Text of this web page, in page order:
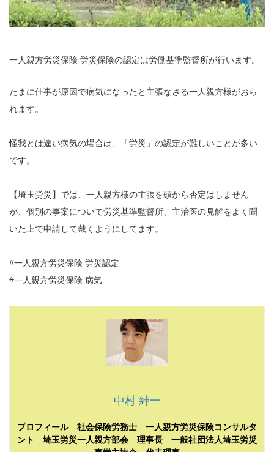
一人親方労災保険 労災保険の認定は労働基準監督所が行います。
たまに仕事が原因で病気になったと主張なさる一人親方様がおら
れます。
怪我とは違い病気の場合は、「労災」の認定が難しいことが多い
です。
【埼玉労災】では、一人親方様の主張を頭から否定はしません
が、個別の事案について労災基準監督所、主治医の見解をよく聞
いた上で申請して戴くようにしてます。
#一人親方労災保険 労災認定
#一人親方労災保険 病気
中村 紳一
プロフィール 社会保険労務士 一人親方労災保険コンサルタ
ント 埼玉労災一人親方部会 理事長 一般社団法人埼玉労災